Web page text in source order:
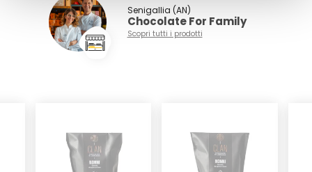
Senigallia (AN)
Chocolate For Family
Scopri tutti i prodotti